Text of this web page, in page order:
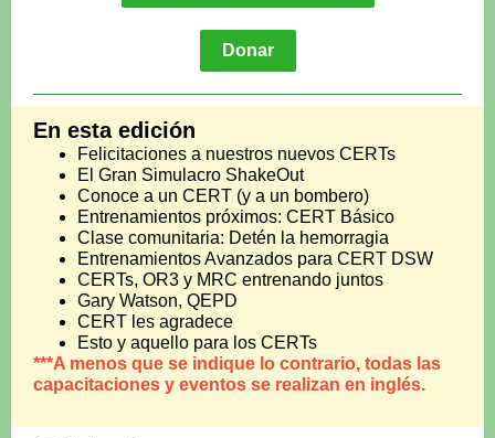
Donar
En esta edición
Felicitaciones a nuestros nuevos CERTs
El Gran Simulacro ShakeOut
Conoce a un CERT (y a un bombero)
Entrenamientos próximos: CERT Básico
Clase comunitaria: Detén la hemorragia
Entrenamientos Avanzados para CERT DSW
CERTs, OR3 y MRC entrenando juntos
Gary Watson, QEPD
CERT les agradece
Esto y aquello para los CERTs
***A menos que se indique lo contrario, todas las
capacitaciones y eventos se realizan en inglés.